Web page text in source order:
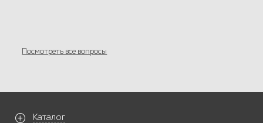
Посмотреть все вопросы
Каталог